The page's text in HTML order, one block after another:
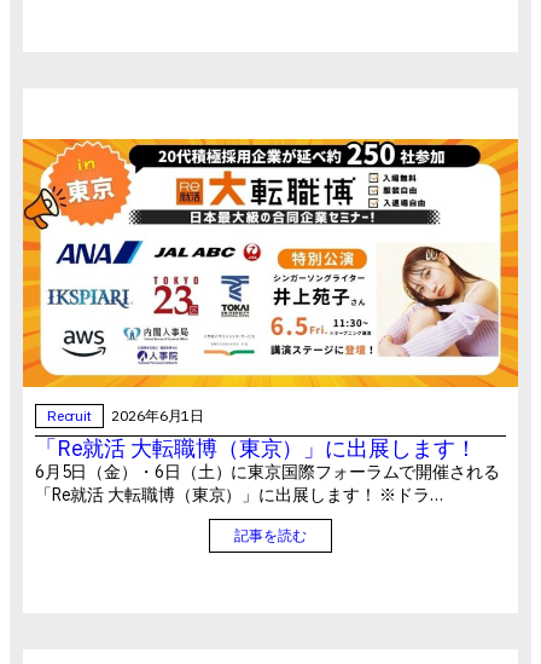
Recruit 2026年6月1日
「Re就活 大転職博（東京）」に出展します！
6月5日（金）・6日（土）に東京国際フォーラムで開催される
「Re就活 大転職博（東京）」に出展します！ ※ドラ…
記事を読む